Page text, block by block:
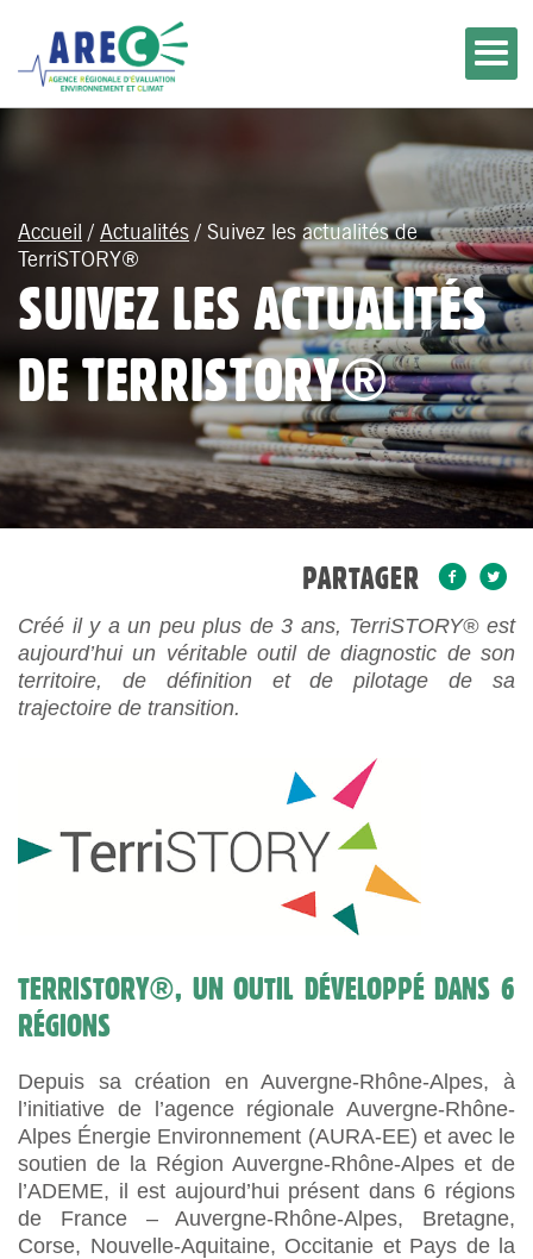
Accueil / Actualités / Suivez les actualités de
TerriSTORY®
SUIVEZ LES ACTUALITÉS
DE TERRISTORY®
PARTAGER
Créé il y a un peu plus de 3 ans, TerriSTORY® est
aujourd’hui un véritable outil de diagnostic de son
territoire, de définition et de pilotage de sa
trajectoire de transition.
TERRISTORY®, UN OUTIL DÉVELOPPÉ DANS 6
RÉGIONS
Depuis sa création en Auvergne-Rhône-Alpes, à
l’initiative de l’agence régionale Auvergne-Rhône-
Alpes Énergie Environnement (AURA-EE) et avec le
soutien de la Région Auvergne-Rhône-Alpes et de
l’ADEME, il est aujourd’hui présent dans 6 régions
de France – Auvergne-Rhône-Alpes, Bretagne,
Corse, Nouvelle-Aquitaine, Occitanie et Pays de la